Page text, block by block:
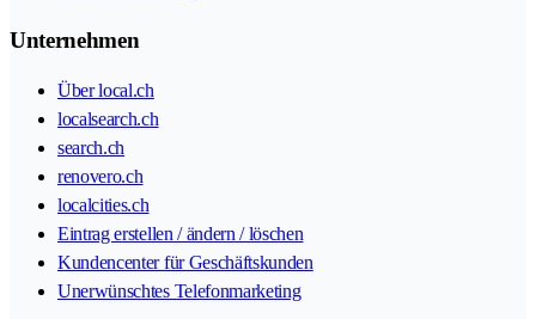
Unternehmen
Über local.ch
localsearch.ch
search.ch
renovero.ch
localcities.ch
Eintrag erstellen / ändern / löschen
Kundencenter für Geschäftskunden
Unerwünschtes Telefonmarketing